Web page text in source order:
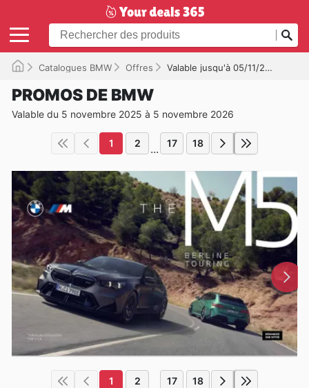
Catalogues BMW Offres Valable jusqu'à 05/11/2026
PROMOS DE BMW
Valable du 5 novembre 2025 à 5 novembre 2026
1 2 ... 17 18
1 2 17 18